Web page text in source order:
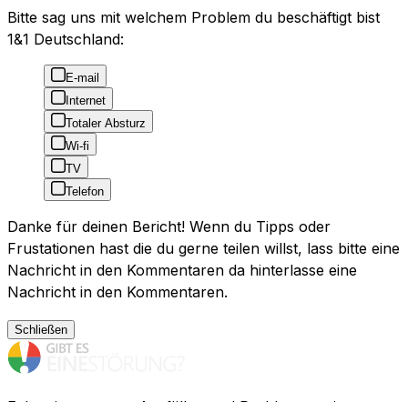
Bitte sag uns mit welchem Problem du beschäftigt bist
1&1 Deutschland:
E-mail
Internet
Totaler Absturz
Wi-fi
TV
Telefon
Danke für deinen Bericht! Wenn du Tipps oder
Frustationen hast die du gerne teilen willst, lass bitte eine
Nachricht in den Kommentaren da hinterlasse eine
Nachricht in den Kommentaren.
Schließen